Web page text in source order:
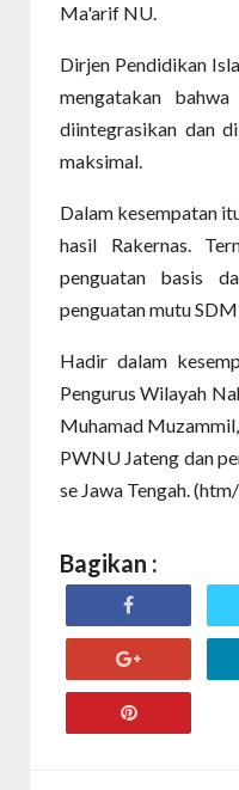
Ma'arif NU.
Dirjen Pendidikan
mengatakan
diintegrasikan dan
maksimal.
Dalam kesempatan
hasil Rakernas.
penguatan basis
penguatan mutu
Hadir dalam
Pengurus Wilayah
Muhamad
PWNU Jateng dan
se Jawa Tengah.
Bagikan :